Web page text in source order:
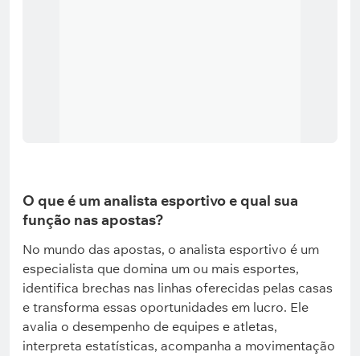
O que é um analista esportivo e qual sua
função nas apostas?
No mundo das apostas, o analista esportivo é um
especialista que domina um ou mais esportes,
identifica brechas nas linhas oferecidas pelas casas
e transforma essas oportunidades em lucro. Ele
avalia o desempenho de equipes e atletas,
interpreta estatísticas, acompanha a movimentação